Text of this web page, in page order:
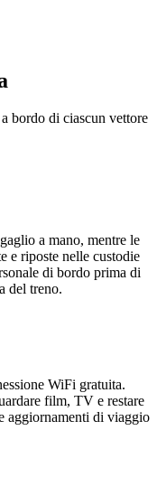
bordo di ciascun vettore
a mano, mentre le
e riposte nelle custodie
di bordo prima di
del treno.
WiFi gratuita.
film, TV e restare
aggiornamenti di viaggio